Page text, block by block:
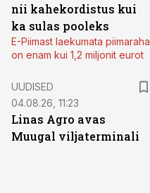
nii kahekordistus kui
ka sulas pooleks
E-Piimast laekumata piimaraha
on enam kui 1,2 miljonit eurot
UUDISED
04.08.26, 11:23
Linas Agro avas
Muugal viljaterminali